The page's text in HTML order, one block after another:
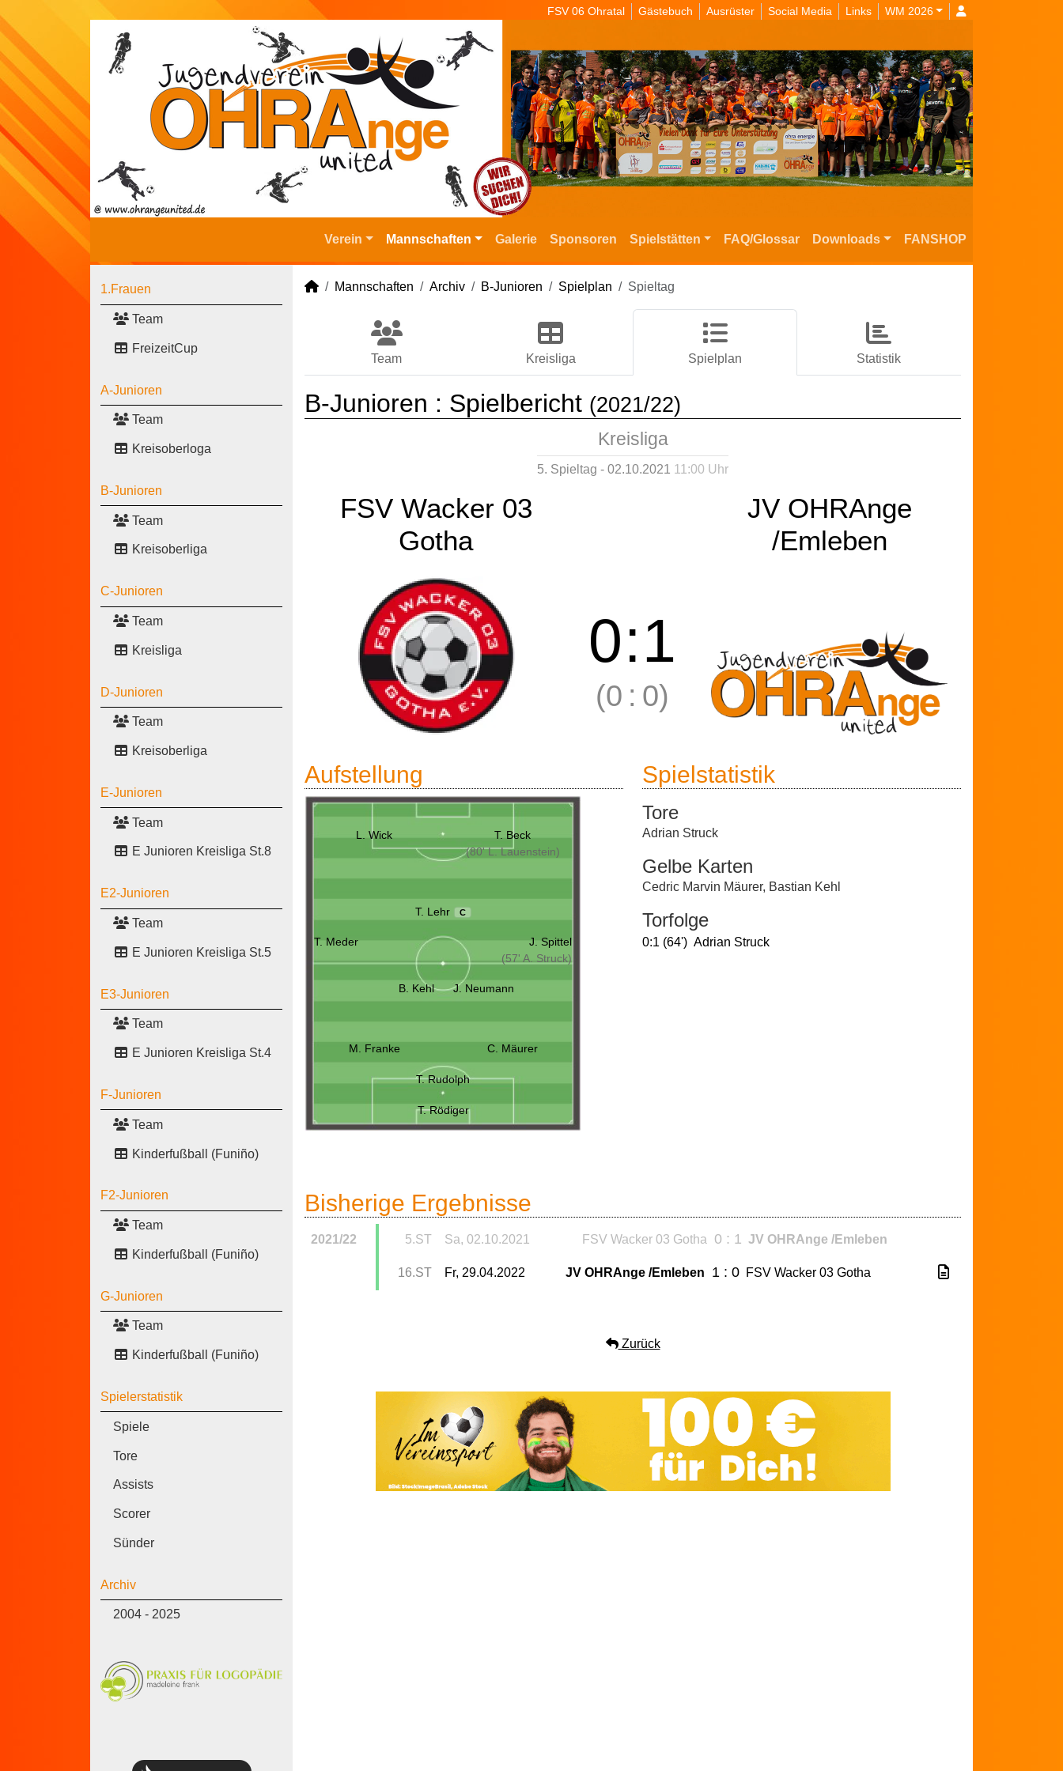
FSV 06 Ohratal Gästebuch Ausrüster Social Media Links WM 2026
Verein Mannschaften Galerie Sponsoren Spielstätten FAQ/Glossar Downloads FANSHOP
1.Frauen
Team
FreizeitCup
A-Junioren
Team
Kreisoberloga
B-Junioren
Team
Kreisoberliga
C-Junioren
Team
Kreisliga
D-Junioren
Team
Kreisoberliga
E-Junioren
Team
E Junioren Kreisliga St.8
E2-Junioren
Team
E Junioren Kreisliga St.5
E3-Junioren
Team
E Junioren Kreisliga St.4
F-Junioren
Team
Kinderfußball (Funiño)
F2-Junioren
Team
Kinderfußball (Funiño)
G-Junioren
Team
Kinderfußball (Funiño)
Spielerstatistik
Spiele
Tore
Assists
Scorer
Sünder
Archiv
2004 - 2025
Mannschaften Archiv B-Junioren Spielplan Spieltag
Team Kreisliga Spielplan Statistik
B-Junioren : Spielbericht (2021/22)
Kreisliga
5. Spieltag - 02.10.2021 11:00 Uhr
FSV Wacker 03
Gotha
JV OHRAnge
/Emleben
0:1
(0 : 0)
Aufstellung
L. Wick
T. Beck
(80' L. Lauenstein)
T. Lehr C
T. Meder
J. Spittel
(57' A. Struck)
B. Kehl J. Neumann
M. Franke C. Mäurer
T. Rudolph
T. Rödiger
Spielstatistik
Tore
Adrian Struck
Gelbe Karten
Cedric Marvin Mäurer, Bastian Kehl
Torfolge
0:1 (64') Adrian Struck
Bisherige Ergebnisse
2021/22 5.ST Sa, 02.10.2021 FSV Wacker 03 Gotha 0 : 1 JV OHRAnge /Emleben
16.ST Fr, 29.04.2022 JV OHRAnge /Emleben 1 : 0 FSV Wacker 03 Gotha
Zurück